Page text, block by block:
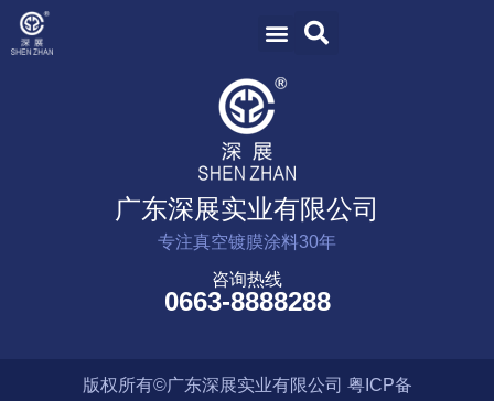
广东深展实业有限公司
专注真空镀膜涂料30年
咨询热线
0663-8888288
版权所有©广东深展实业有限公司 粤ICP备